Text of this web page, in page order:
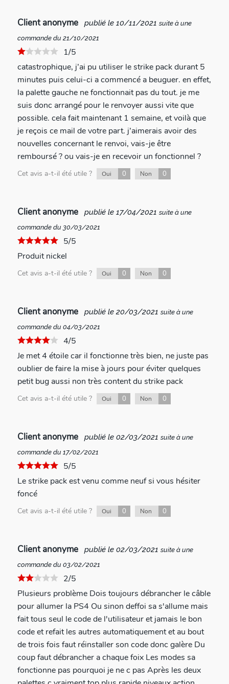
Client anonyme publié le 10/11/2021 suite à une
commande du 21/10/2021
1/5
catastrophique, j’ai pu utiliser le strike pack durant 5
minutes puis celui-ci a commencé a beuguer. en effet,
la palette gauche ne fonctionnait pas du tout. je me
suis donc arrangé pour le renvoyer aussi vite que
possible. cela fait maintenant 1 semaine, et voilà que
je reçois ce mail de votre part. j’aimerais avoir des
nouvelles concernant le renvoi, vais-je être
remboursé ? ou vais-je en recevoir un fonctionnel ?
Cet avis a-t-il été utile ? Oui 0 Non 0
Client anonyme publié le 17/04/2021 suite à une
commande du 30/03/2021
5/5
Produit nickel
Cet avis a-t-il été utile ? Oui 0 Non 0
Client anonyme publié le 20/03/2021 suite à une
commande du 04/03/2021
4/5
Je met 4 étoile car il fonctionne très bien, ne juste pas
oublier de faire la mise à jours pour éviter quelques
petit bug aussi non très content du strike pack
Cet avis a-t-il été utile ? Oui 0 Non 0
Client anonyme publié le 02/03/2021 suite à une
commande du 17/02/2021
5/5
Le strike pack est venu comme neuf si vous hésiter
foncé
Cet avis a-t-il été utile ? Oui 0 Non 0
Client anonyme publié le 02/03/2021 suite à une
commande du 03/02/2021
2/5
Plusieurs problème Dois toujours débrancher le câble
pour allumer la PS4 Ou sinon deffoi sa s'allume mais
fait tous seul le code de l'utilisateur et jamais le bon
code et refait les autres automatiquement et au bout
de trois fois faut réinstaller son code donc galère Du
coup faut débrancher a chaque foix Les modes sa
fonctionne pas pourquoi je ne c pas Après les deux